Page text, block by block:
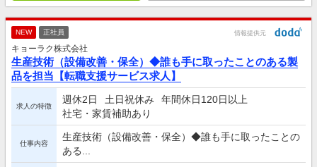
NEW 正社員 情報提供元
キョーラク株式会社
生産技術（設備改善・保全）◆誰も手に取ったことのある製
品を担当【転職支援サービス求人】
求人の特徴
週休2日 土日祝休み
年間休日120日以上
社宅・家賃補助あり
仕事内容
生産技術（設備改善・保全）◆誰も手に取ったことの
ある...